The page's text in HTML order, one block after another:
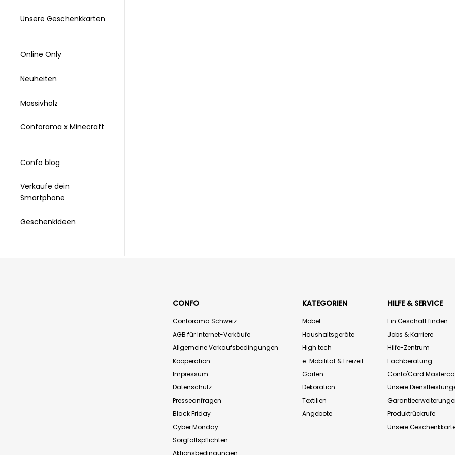
Unsere Geschenkkarten
Online Only
Neuheiten
Massivholz
Conforama x Minecraft
Confo blog
Verkaufe dein
Smartphone
Geschenkideen
CONFO
Conforama Schweiz
AGB für Internet-Verkäufe
Allgemeine Verkaufsbedingungen
Kooperation
Impressum
Datenschutz
Presseanfragen
Black Friday
Cyber Monday
Sorgfaltspflichten
KATEGORIEN
Möbel
Haushaltsgeräte
High tech
e-Mobilität & Freizeit
Garten
Dekoration
Textilien
Angebote
HILFE & SERVICE
Ein Geschäft finden
Jobs & Karriere
Hilfe-Zentrum
Fachberatung
Confo'Card
Unsere
Produktrückrufe
Unsere